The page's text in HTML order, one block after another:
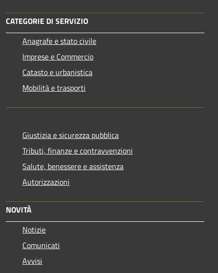
CATEGORIE DI SERVIZIO
Anagrafe e stato civile
Imprese e Commercio
Catasto e urbanistica
Mobilità e trasporti
Giustizia e sicurezza pubblica
Tributi, finanze e contravvenzioni
Salute, benessere e assistenza
Autorizzazioni
NOVITÀ
Notizie
Comunicati
Avvisi